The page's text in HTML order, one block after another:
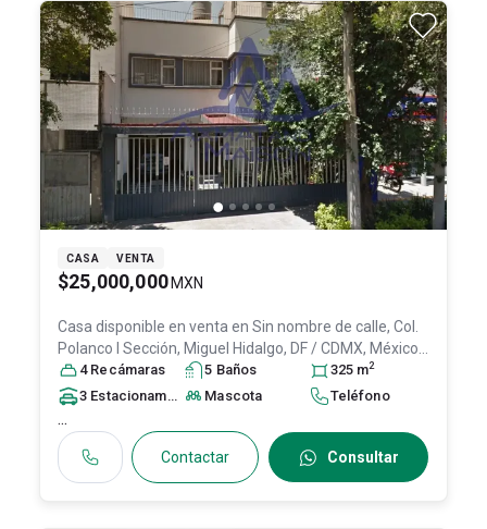
CASA VENTA
$25,000,000 MXN
Casa disponible en venta en Sin nombre de calle, Col.
Polanco I Sección, Miguel Hidalgo, DF / CDMX, México
C.P. 11510, ID:31447209
4 Recámaras 5 Baños 325 m2
3 Estacionamiento sMascota Teléfono
...
Contactar Consultar